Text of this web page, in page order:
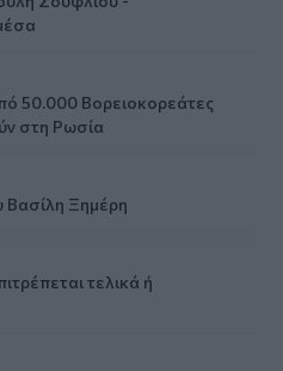
50.000 Βορειοκορεάτες
στη Ρωσία
Βασίλη Ξημέρη
τελικά ή